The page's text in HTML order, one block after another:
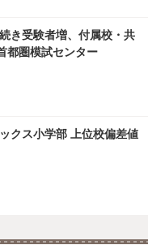
き受験者増、付属校・共
都圏模試センター
クス小学部 上位校偏差値